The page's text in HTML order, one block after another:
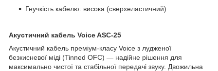
Гнучкість кабелю: висока (сверхеластичний)
Акустичний кабель Voice ASC-25
Акустичний кабель преміум-класу Voice з лудженої
безкисневої міді (Tinned OFC) — надійне рішення для
максимально чистої та стабільної передачі звуку. Двожильна